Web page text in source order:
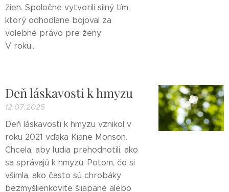
žien. Spoločne vytvorili silný tím,
ktorý odhodlane bojoval za
volebné právo pre ženy.
V roku...
Deň láskavosti k hmyzu
12.07.2025
Deň láskavosti k hmyzu vznikol v
roku 2021 vďaka Kiane Monson.
Chcela, aby ľudia prehodnotili, ako
sa správajú k hmyzu. Potom, čo si
všimla, ako často sú chrobáky
bezmyšlienkovite šliapané alebo